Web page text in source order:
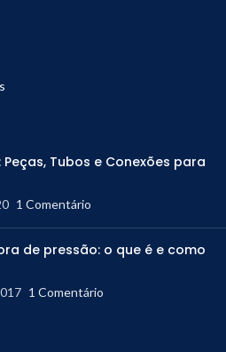
Peças, Tubos e Conexões para
1 Comentário
de pressão: o que é e como
1 Comentário